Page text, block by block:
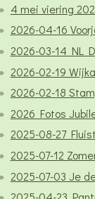
4 mei viering
2026-04-16
2026-03-14 NL
2026-02-19
2026-02-18
2026 Fotos
2025-08-27
2025-07-12
2025-07-03 Je